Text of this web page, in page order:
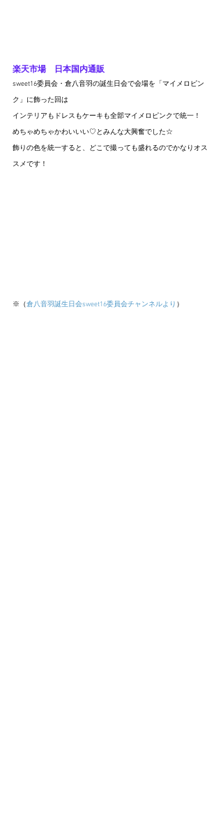
楽天市場 日本国内通販
sweet16委員会・倉八音羽の誕生日会で会場を「マイメロピン
ク」に飾った回は
インテリアもドレスもケーキも全部マイメロピンクで統一！
めちゃめちゃかわいいい♡とみんな大興奮でした☆
飾りの色を統一すると、どこで撮っても盛れるのでかなりオス
スメです！
※（倉八音羽誕生日会sweet16委員会チャンネルより ）